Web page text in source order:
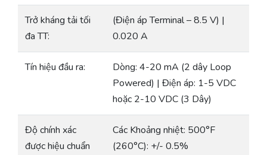
Trở kháng tải tối
đa TT:
(Điện áp Terminal – 8.5 V) |
0.020 A
Tín hiệu đầu ra:
Dòng: 4-20 mA (2 dây Loop
Powered) | Điện áp: 1-5 VDC
hoặc 2-10 VDC (3 Dây)
Độ chính xác
được hiệu chuẩn
Các Khoảng nhiệt: 500°F
(260°C): +/- 0.5%